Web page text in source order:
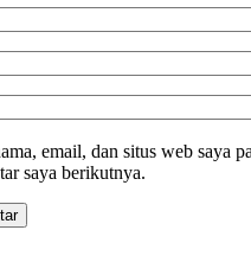
email, dan situs web saya
saya berikutnya.